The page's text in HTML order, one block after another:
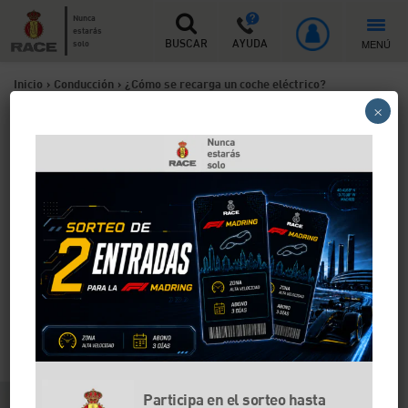
Nunca
estarás
solo
BUSCAR AYUDA MENÚ
Inicio > Conducción > ¿Cómo se recarga un coche eléctrico?
Con el crecimiento paulatino de la venta de coches
eléctricos en España, cada vez son más los
interesados en conocer cómo funcionan y, sobre todo,
cómo se recargan. El proceso es relativamente
sencillo, aunque tiene su protocolo. En el RACE
explicamos cómo hacerlo, los tipos de cargas y dónde
recargar los coches eléctricos.
Participa en el sorteo hasta
×